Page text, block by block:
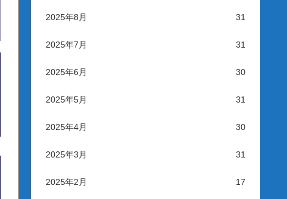
2025年8月 31
2025年7月 31
2025年6月 30
2025年5月 31
2025年4月 30
2025年3月 31
2025年2月 17